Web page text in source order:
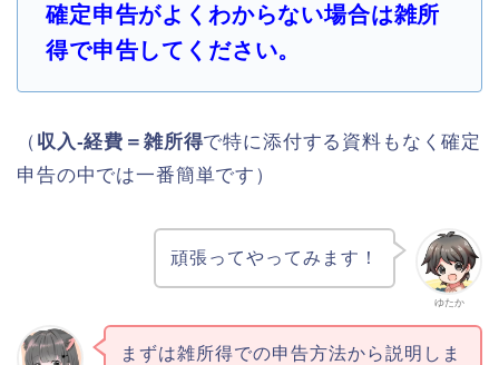
確定申告がよくわからない場合は雑所
得で申告してください。
（ 収入-経費＝雑所得で特に添付する資料もなく確定
申告の中では一番簡単です）
ゆたか
頑張ってやってみます！
まずは雑所得での申告方法から説明しま